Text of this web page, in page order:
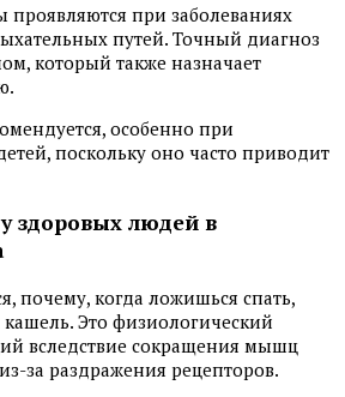
проявляются при заболеваниях
путей. Точный диагноз
который также назначает
особенно при
поскольку оно часто приводит
здоровых людей в
почему, когда ложишься спать,
Это физиологический
вследствие сокращения мышц
за раздражения рецепторов.